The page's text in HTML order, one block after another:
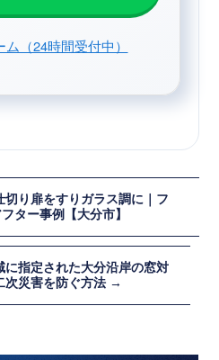
（24時間受付中）
り扉をすりガラス調に｜フ
ター事例【大分市】
指定された大分沿岸の窓対
次災害を防ぐ方法 →